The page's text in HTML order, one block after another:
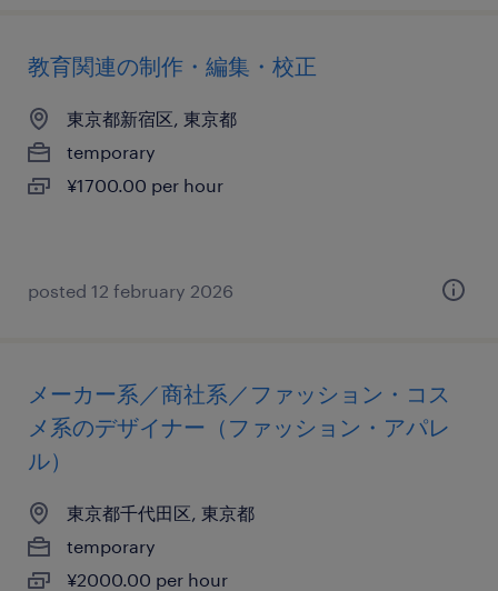
教育関連の制作・編集・校正
東京都新宿区, 東京都
temporary
¥1700.00 per hour
posted 12 february 2026
メーカー系／商社系／ファッション・コス
メ系のデザイナー（ファッション・アパレ
ル）
東京都千代田区, 東京都
temporary
¥2000.00 per hour